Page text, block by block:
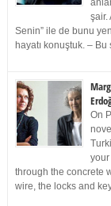
şair.
Senin” ile de bunu
hayatı konuştuk. –
On
your
through the concrete
wire, the locks and